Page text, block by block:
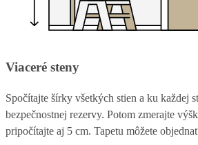
Viaceré steny
Spočítajte šírky všetkých stien a ku každej
bezpečnostnej rezervy. Potom zmerajte
pripočítajte aj 5 cm. Tapetu môžete